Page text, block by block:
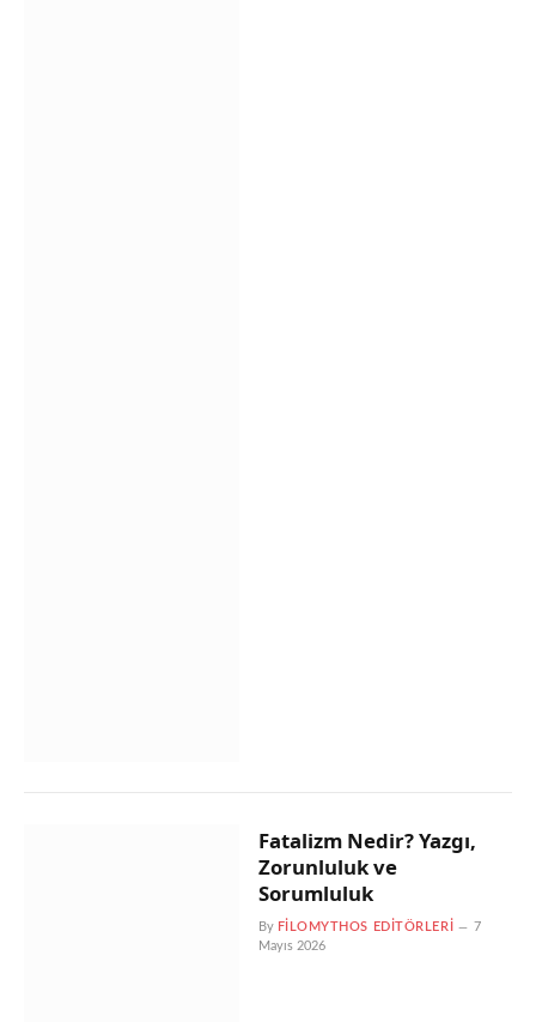
Fatalizm Nedir? Yazgı,
Zorunluluk ve
Sorumluluk
By FILOMYTHOS EDITÖRLERI
7
Mayıs 2026